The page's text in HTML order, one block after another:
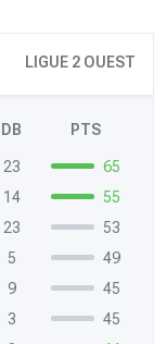
LIGUE 2 OUEST
DB PTS
23
65
14
55
23
53
5
49
9
45
3
45